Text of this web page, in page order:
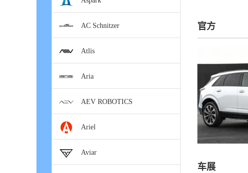
AC Schnitzer
Atlis
Aria
AEV ROBOTICS
Ariel
Aviar
官方
车展